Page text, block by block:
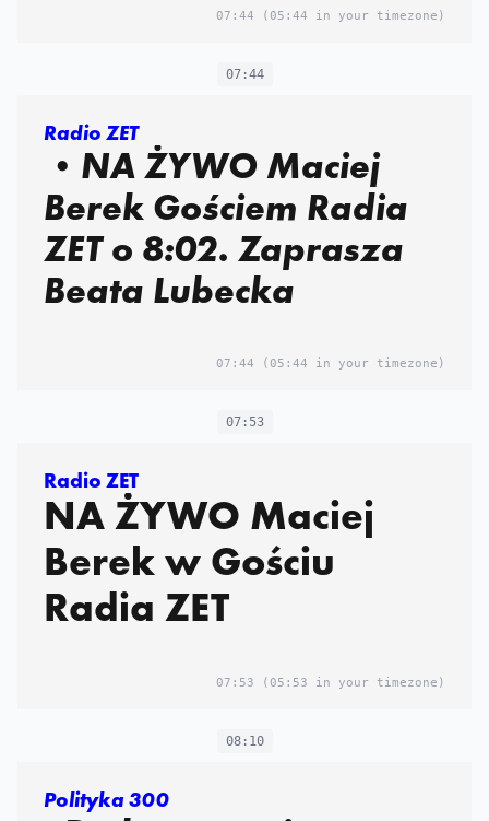
07:44 (05:44 in your timezone)
07:44
Radio ZET
•NA ŻYWO Maciej
Berek Gościem Radia
ZET o 8:02. Zaprasza
Beata Lubecka
07:44 (05:44 in your timezone)
07:53
Radio ZET
NA ŻYWO Maciej
Berek w Gościu
Radia ZET
07:53 (05:53 in your timezone)
08:10
Polityka 300